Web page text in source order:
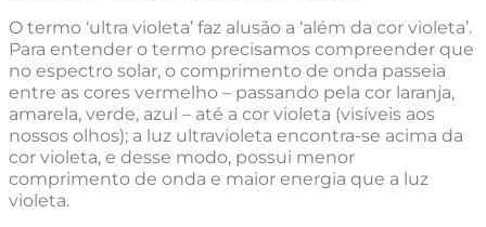
O termo ‘ultra violeta’ faz alusão a ‘além da cor violeta’.
Para entender o termo precisamos compreender que
no espectro solar, o comprimento de onda passeia
entre as cores vermelho – passando pela cor laranja,
amarela, verde, azul – até a cor violeta (visíveis aos
nossos olhos); a luz ultravioleta encontra-se acima da
cor violeta, e desse modo, possui menor
comprimento de onda e maior energia que a luz
violeta.